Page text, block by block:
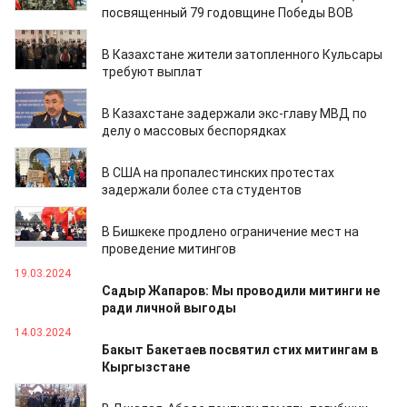
посвященный 79 годовщине Победы ВОВ
04.05.2024
В Казахстане жители затопленного Кульсары
требуют выплат
01.05.2024
В Казахстане задержали экс-главу МВД по
делу о массовых беспорядках
28.04.2024
В США на пропалестинских протестах
задержали более ста студентов
02.04.2024
В Бишкеке продлено ограничение мест на
проведение митингов
19.03.2024
Садыр Жапаров: Мы проводили митинги не
ради личной выгоды
14.03.2024
Бакыт Бакетаев посвятил стих митингам в
Кыргызстане
15.02.2024